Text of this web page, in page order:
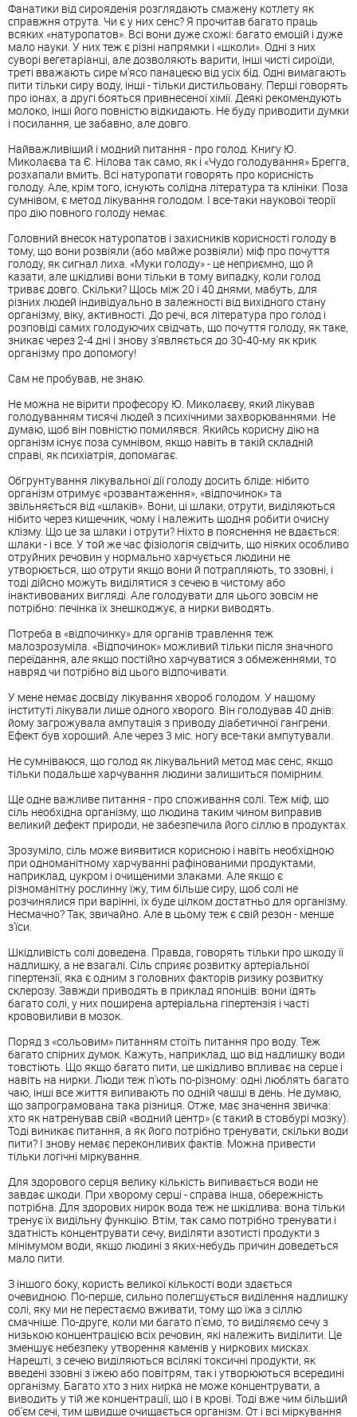
Фанатики від сирояденія розглядають смажену котлету як
справжня отрута. Чи є у них сенс? Я прочитав багато праць
всяких «натуропатов». Всі вони дуже схожі: багато емоцій і дуже
мало науки. У них теж є різні напрямки і «школи». Одні з них
суворі вегетаріанці, але дозволяють варити, інші чисті сироїди,
треті вважають сире м'ясо панацеєю від усіх бід. Одні вимагають
пити тільки сиру воду, інші - тільки дистильовану. Перші говорять
про іонах, а другі бояться привнесеної хімії. Деякі рекомендують
молоко, інші його повністю відкидають. Не буду приводити думки
і посилання, це забавно, але довго.
Найважливіший і модний питання - про голод. Книгу Ю.
Миколаєва та Є. Нілова так само, як і «Чудо голодування» Брегга,
розхапали вмить. Всі натуропати говорять про корисність
голоду. Але, крім того, існують солідна література та клініки. Поза
сумнівом, є метод лікування голодом. І все-таки наукової теорії
про дію повного голоду немає.
Головний внесок натуропатов і захисників корисності голоду в
тому, що вони розвіяли (або майже розвіяли) міф про почуття
голоду, як сигнал лиха. «Муки голоду» - це неприємно, що й
казати, але шкідливі вони тільки в тому випадку, коли голод
триває довго. Скільки? Щось між 20 і 40 днями, мабуть, для
різних людей індивідуально в залежності від вихідного стану
організму, віку, активності. До речі, вся література про голод і
розповіді самих голодуючих свідчать, що почуття голоду, як таке,
зникає через 2-4 дні і знову з'являється до 30-40-му як крик
організму про допомогу!
Сам не пробував, не знаю.
Не можна не вірити професору Ю. Миколаєву, який лікував
голодуванням тисячі людей з психічними захворюваннями. Не
думаю, щоб він повністю помилявся. Якийсь корисну дію на
організм існує поза сумнівом, якщо навіть в такій складній
справі, як психіатрія, допомагає.
Обгрунтування лікувальної дії голоду досить бліде: нібито
організм отримує «розвантаження», «відпочинок» та
звільняється від «шлаків». Вони, ці шлаки, отрути, виділяються
нібито через кишечник, чому і належить щодня робити очисну
клізму. Що це за шлаки і отрути? Ніхто в пояснення не вдається:
шлаки - і все. У той же час фізіологія свідчить, що ніяких особливо
отруйних речовин у нормально харчується людини не
утворюється, що отрути якщо вони й потрапляють, то ззовні, і
тоді дійсно можуть виділятися з сечею в чистому або
інактивованих вигляді. Але голодувати для цього зовсім не
потрібно: печінка їх знешкоджує, а нирки виводять.
Потреба в «відпочинку» для органів травлення теж
малозрозуміла. «Відпочинок» можливий тільки після значного
переїдання, але якщо постійно харчуватися з обмеженнями, то
навряд чи потрібно від цього відпочивати.
У мене немає досвіду лікування хвороб голодом. У нашому
інституті лікували лише одного хворого. Він голодував 40 днів:
йому загрожувала ампутація з приводу діабетичної гангрени.
Ефект був хороший. Але через 3 міс. ногу все-таки ампутували.
Не сумніваюся, що голод як лікувальний метод має сенс, якщо
тільки подальше харчування людини залишиться помірним.
Ще одне важливе питання - про споживання солі. Теж міф, що
сіль необхідна організму, що людина таким чином виправив
великий дефект природи, не забезпечила його сіллю в продуктах.
Зрозуміло, сіль може виявитися корисною і навіть необхідною
при одноманітному харчуванні рафінованими продуктами,
наприклад, цукром і очищеними злаками. Але якщо є
різноманітну рослинну їжу, тим більше сиру, щоб солі не
розчинялися при варінні, їх буде цілком достатньо для організму.
Несмачно? Так, звичайно. Але в цьому теж є свій резон - менше
з'їси.
Шкідливість солі доведена. Правда, говорять тільки про шкоду її
надлишку, а не взагалі. Сіль сприяє розвитку артеріальної
гіпертензії, яка є одним з головних факторів ризику розвитку
склерозу. Завжди приводять в приклад японців: вони їдять
багато солі, у них поширена артеріальна гіпертензія і часті
крововиливи в мозок.
Поряд з «сольовим» питанням стоїть питання про воду. Теж
багато спірних думок. Кажуть, наприклад, що від надлишку води
товстіють. Що якщо багато пити, це шкідливо впливає на серце і
навіть на нирки. Люди теж п'ють по-різному: одні люблять багато
чаю, інші все життя випивають по одній чашці в день. Не думаю,
що запрограмована така різниця. Отже, має значення звичка:
хто як натренував свій «водний центр» (є такий в стовбурі мозку).
Тоді виникає питання, а як його потрібно тренувати, скільки води
пити? І знову немає переконливих фактів. Можна привести
тільки логічні міркування.
Для здорового серця велику кількість випивається води не
завдає шкоди. При хворому серці - справа інша, обережність
потрібна. Для здорових нирок вода теж не шкідлива: вона тільки
тренує їх видільну функцію. Втім, так само потрібно тренувати і
здатність концентрувати сечу, виділяти азотисті продукти з
мінімумом води, якщо людині з яких-небудь причин доведеться
мало пити.
З іншого боку, користь великої кількості води здається
очевидною. По-перше, сильно полегшується виділення надлишку
солі, яку ми не перестаємо вживати, тому що їжа з сіллю
смачніше. По-друге, коли ми багато п'ємо, то виділяємо сечу з
низькою концентрацією всіх речовин, які належить виділити. Це
зменшує небезпеку утворення каменів у ниркових мисках.
Нарешті, з сечею виділяються всілякі токсичні продукти, як
введені ззовні з їжею або повітрям, так і утворюються всередині
організму. Багато хто з них нирка не може концентрувати, а
виводить у тій же концентрації, що і в крові. Тоді вже чим більший
об'єм сечі, тим швидше очищається організм. От і всі міркування